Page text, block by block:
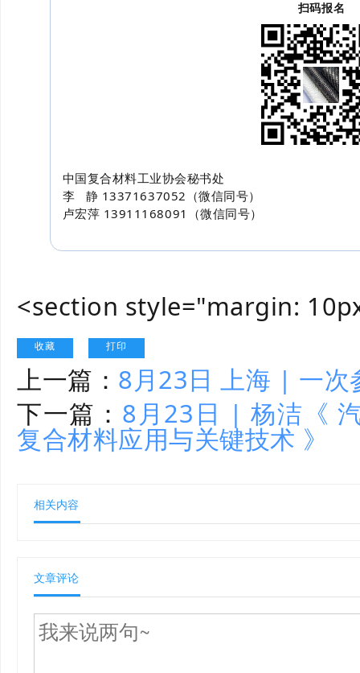
扫码报名
中国复合材料工业协会秘书处
李 静 13371637052（微信同号）
卢宏萍 13911168091（微信同号）
<section style="margin:
收藏 打印
上一篇： 8月23日 上海 | 一次
下一篇： 8月23日 | 杨洁《
复合材料应用与关键技术 》
相关内容
文章评论